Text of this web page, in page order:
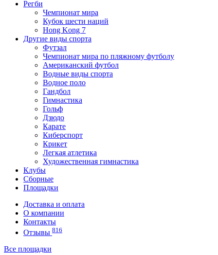
Регби
Чемпионат мира
Кубок шести наций
Hong Kong 7
Другие виды спорта
Футзал
Чемпионат мира по пляжному футболу
Американский футбол
Водные виды спорта
Водное поло
Гандбол
Гимнастика
Гольф
Дзюдо
Карате
Киберспорт
Крикет
Легкая атлетика
Художественная гимнастика
Клубы
Сборные
Площадки
Доставка и оплата
О компании
Контакты
Отзывы 816
Все площадки